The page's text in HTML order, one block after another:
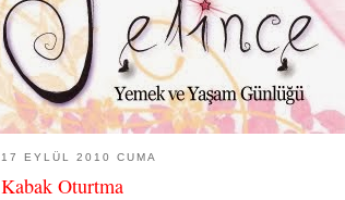
17 EYLÜL 2010 CUMA
Kabak Oturtma